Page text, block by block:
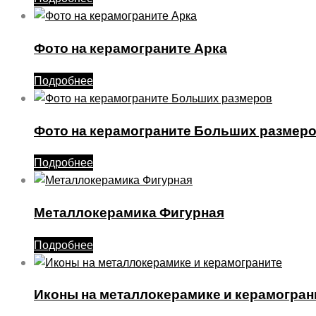
Фото на керамограните Арка
Подробнее
Фото на керамограните Больших
Подробнее
Металлокерамика Фигурная
Подробнее
Иконы на металлокерамике и